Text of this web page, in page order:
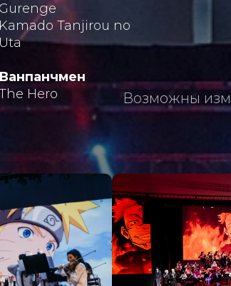
Gurenge
Kamado Tanjirou no
Ванпанчмен
Hero
Возможны